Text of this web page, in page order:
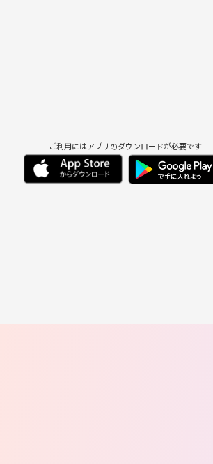
ご利用にはアプリのダウンロードが必要です